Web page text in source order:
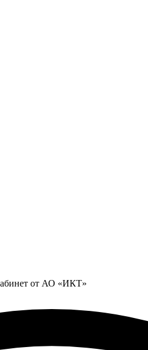
от АО «ИКТ»